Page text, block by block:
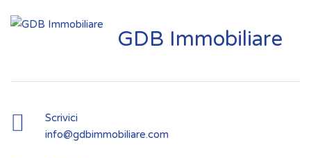
GDB Immobiliare
Scrivici
info@gdbimmobiliare.com